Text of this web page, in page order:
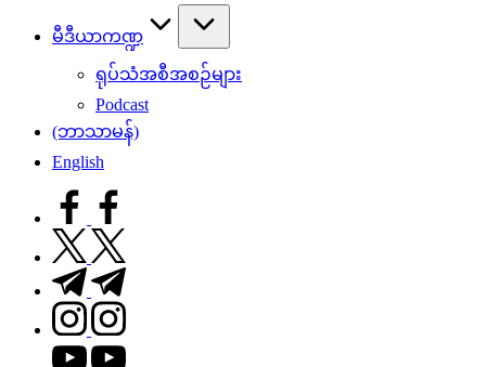
မီဒီယာကဏ္ဍ
ရုပ်သံအစီအစဉ်များ
Podcast
(ဘာသာမန်)
English
facebook.com
twitter.com
t.me
instagram.com
youtube.com